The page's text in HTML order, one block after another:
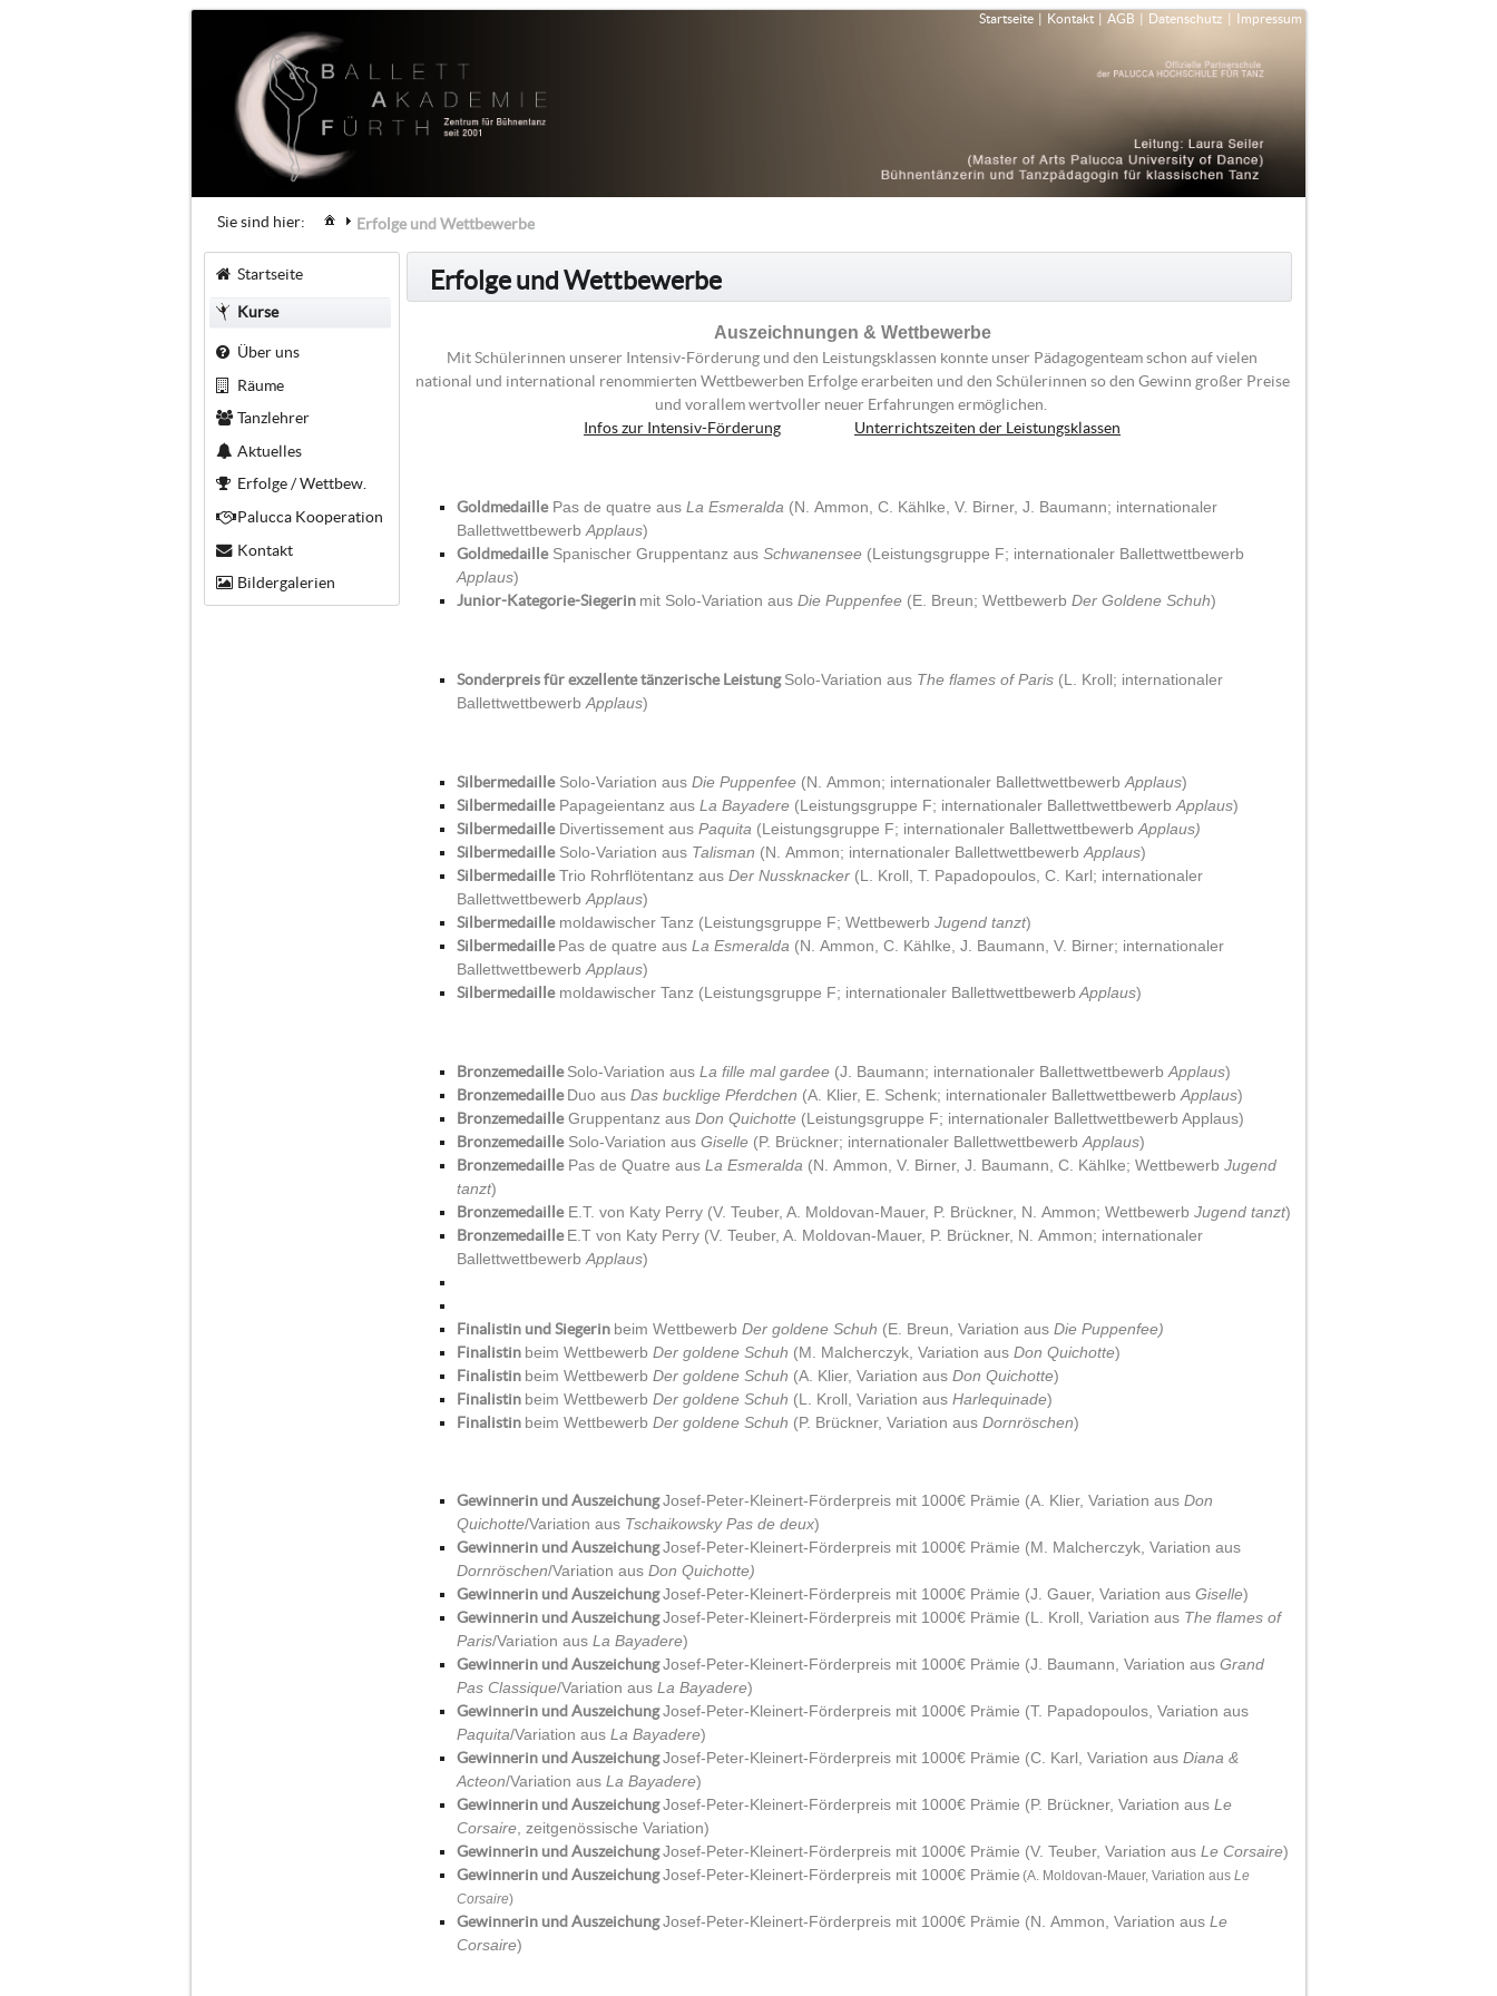
Startseite | Kontakt | AGB | Datenschutz | Impressum
Sie sind hier: Erfolge und Wettbewerbe
Startseite
Kurse
Über uns
Räume
Tanzlehrer
Aktuelles
Erfolge / Wettbew.
Palucca Kooperation
Kontakt
Bildergalerien
Erfolge und Wettbewerbe
Auszeichnungen & Wettbewerbe
Mit Schülerinnen unserer Intensiv-Förderung und den Leistungsklassen konnte unser Pädagogenteam schon auf vielen
national und international renommierten Wettbewerben Erfolge erarbeiten und den Schülerinnen so den Gewinn großer Preise
und vorallem wertvoller neuer Erfahrungen ermöglichen.
Infos zur Intensiv-Förderung
Unterrichtszeiten der Leistungsklassen
GoldmedaillePas de quatre aus La Esmeralda (N. Ammon, C. Kählke, V. Birner, J. Baumann; internationaler
BallettwettbewerbApplaus)
GoldmedailleSpanischer Gruppentanz aus Schwanensee (Leistungsgruppe F; internationaler Ballettwettbewerb
Applaus)
Junior-Kategorie-Siegerin mit Solo-Variation aus Die Puppenfee (E. Breun; Wettbewerb Der Goldene Schuh)
Sonderpreis für exzellente tänzerische LeistungSolo-Variation aus The flames of Paris (L. Kroll; internationaler
Ballettwettbewerb Applaus)
SilbermedailleSolo-Variation aus Die Puppenfee (N. Ammon; internationaler Ballettwettbewerb Applaus)
SilbermedaillePapageientanz aus La Bayadere (Leistungsgruppe F; internationaler Ballettwettbewerb Applaus)
SilbermedailleDivertissement aus Paquita (Leistungsgruppe F; internationaler Ballettwettbewerb Applaus)
SilbermedailleSolo-Variation aus Talisman (N. Ammon; internationaler Ballettwettbewerb Applaus)
SilbermedailleTrio Rohrflötentanz aus Der Nussknacker (L. Kroll, T. Papadopoulos, C. Karl; internationaler
Ballettwettbewerb Applaus)
Silbermedaillemoldawischer Tanz (Leistungsgruppe F; Wettbewerb Jugend tanzt)
SilbermedaillePas de quatre aus La Esmeralda (N. Ammon, C. Kählke, J. Baumann, V. Birner; internationaler
Ballettwettbewerb Applaus)
Silbermedaillemoldawischer Tanz (Leistungsgruppe F; internationaler Ballettwettbewerb Applaus)
BronzemedailleSolo-Variation aus La fille mal gardee (J. Baumann; internationaler Ballettwettbewerb Applaus)
BronzemedailleDuo aus Das bucklige Pferdchen (A. Klier, E. Schenk; internationaler Ballettwettbewerb Applaus)
BronzemedailleGruppentanz aus Don Quichotte (Leistungsgruppe F; internationaler Ballettwettbewerb Applaus)
BronzemedailleSolo-Variation aus Giselle (P. Brückner; internationaler Ballettwettbewerb Applaus)
BronzemedaillePas de Quatre aus La Esmeralda (N. Ammon, V. Birner, J. Baumann, C. Kählke; Wettbewerb Jugend
tanzt)
BronzemedailleE.T. von Katy Perry (V. Teuber, A. Moldovan-Mauer, P. Brückner, N. Ammon; Wettbewerb Jugend tanzt)
BronzemedailleE.T von Katy Perry (V. Teuber, A. Moldovan-Mauer, P. Brückner, N. Ammon; internationaler
Ballettwettbewerb Applaus)
Finalistin und Siegerin beim Wettbewerb Der goldene Schuh (E. Breun, Variation aus Die Puppenfee)
Finalistin beim Wettbewerb Der goldene Schuh (M. Malcherczyk, Variation aus Don Quichotte)
Finalistin beim Wettbewerb Der goldene Schuh (A. Klier, Variation aus Don Quichotte)
Finalistin beim Wettbewerb Der goldene Schuh (L. Kroll, Variation aus Harlequinade)
Finalistin beim Wettbewerb Der goldene Schuh (P. Brückner, Variation aus Dornröschen)
Gewinnerin und AuszeichungJosef-Peter-Kleinert-Förderpreis mit 1000€ Prämie (A. Klier, Variation aus Don
Quichotte/Variation aus Tschaikowsky Pas de deux)
Gewinnerin und AuszeichungJosef-Peter-Kleinert-Förderpreis mit 1000€ Prämie (M. Malcherczyk, Variation aus
Dornröschen/Variation aus Don Quichotte)
Gewinnerin und AuszeichungJosef-Peter-Kleinert-Förderpreis mit 1000€ Prämie (J. Gauer, Variation aus Giselle)
Gewinnerin und AuszeichungJosef-Peter-Kleinert-Förderpreis mit 1000€ Prämie (L. Kroll, Variation aus The flames of
Paris/Variation aus La Bayadere)
Gewinnerin und AuszeichungJosef-Peter-Kleinert-Förderpreis mit 1000€ Prämie (J. Baumann, Variation aus Grand
Pas Classique/Variation aus La Bayadere)
Gewinnerin und AuszeichungJosef-Peter-Kleinert-Förderpreis mit 1000€ Prämie (T. Papadopoulos, Variation aus
Paquita/Variation aus La Bayadere)
Gewinnerin und AuszeichungJosef-Peter-Kleinert-Förderpreis mit 1000€ Prämie (C. Karl, Variation aus Diana &
Acteon/Variation aus La Bayadere)
Gewinnerin und AuszeichungJosef-Peter-Kleinert-Förderpreis mit 1000€ Prämie (P. Brückner, Variation aus Le
Corsaire, zeitgenössische Variation)
Gewinnerin und AuszeichungJosef-Peter-Kleinert-Förderpreis mit 1000€ Prämie (V. Teuber, Variation aus Le Corsaire)
Gewinnerin und AuszeichungJosef-Peter-Kleinert-Förderpreis mit 1000€ Prämie (A. Moldovan-Mauer, Variation aus Le
Corsaire)
Gewinnerin und AuszeichungJosef-Peter-Kleinert-Förderpreis mit 1000€ Prämie (N. Ammon, Variation aus Le
Corsaire)